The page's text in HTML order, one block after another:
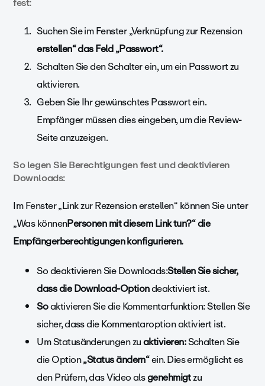
Suchen Sie im Fenster „Verknüpfung zur Rezension
erstellen“ das Feld „Passwort“.
SchaltenSie den Schalter ein, um ein Passwort zu
aktivieren.
Geben Sie Ihr gewünschtes Passwort ein.
Empfänger müssen dies eingeben, um die Review-
Seite anzuzeigen.
So legen Sie Berechtigungen fest und deaktivieren
Downloads:
Im Fenster „Link zur Rezension erstellen“ können Sie unter
„Was könnenPersonen mit diesem Link tun?“ die
Empfängerberechtigungen konfigurieren.
So deaktivieren Sie Downloads:Stellen Sie sicher,
dass die Download-Optiondeaktiviert ist.
Soaktivieren Sie die Kommentarfunktion: Stellen Sie
sicher, dass dieKommentaroption aktiviertist.
Um Statusänderungen zuaktivieren:Schalten Sie
die Option„Statusändern“ein. Dies ermöglicht es
den Prüfern, das Video alsgenehmigtzu